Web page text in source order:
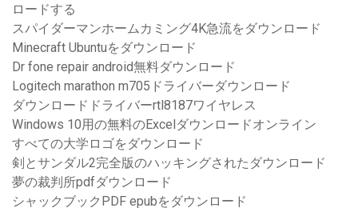
ロードする
スパイダーマンホームカミング4K急流をダウンロード
Minecraft Ubuntuをダウンロード
Dr fone repair android無料ダウンロード
Logitech marathon m705ドライバーダウンロード
ダウンロードドライバーrtl8187ワイヤレス
Windows 10用の無料のExcelダウンロードオンライン
すべての大学ロゴをダウンロード
剣とサンダル2完全版のハッキングされたダウンロード
夢の裁判所pdfダウンロード
シャックブックPDF epubをダウンロード